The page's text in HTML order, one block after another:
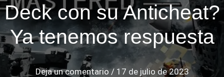
Deck con su Anticheat?
Ya tenemos respuesta
Deja un comentario / 17 de julio de 2023